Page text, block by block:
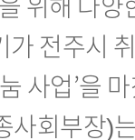
위해 다양
전주시
사업’을
사회부장)